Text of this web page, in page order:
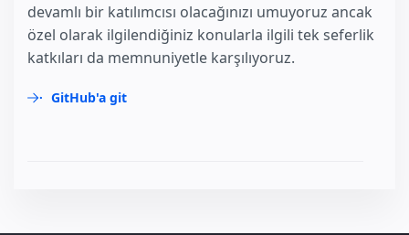
devamlı bir katılımcısı olacağınızı umuyoruz ancak
özel olarak ilgilendiğiniz konularla ilgili tek seferlik
katkıları da memnuniyetle karşılıyoruz.
GitHub'a git